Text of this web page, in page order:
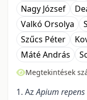
Nagy József
Valkó Orsolya
Szűcs Péter
Máté András
Megtekintések
1. AzApium repens